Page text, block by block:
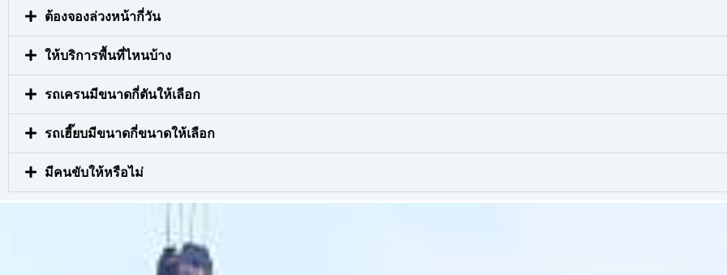
ต้องจองล่วงหน้ากี่วัน
ให้บริการพื้นที่ไหนบ้าง
รถเครนมีขนาดกี่ตันให้เลือก
รถเฮี๊ยบมีขนาดกี่ขนาดให้เลือก
มีคนขับให้หรือไม่